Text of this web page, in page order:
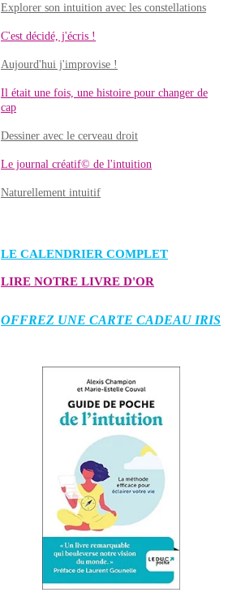
Explorer son intuition avec les constellations
C'est décidé, j'écris !
Aujourd'hui j'improvise !
Il était une fois, une histoire pour changer de
cap
Dessiner avec le cerveau droit
Le journal créatif© de l'intuition
Naturellement intuitif
LE CALENDRIER COMPLET
LIRE NOTRE LIVRE D'OR
OFFREZ UNE CARTE CADEAU IRIS